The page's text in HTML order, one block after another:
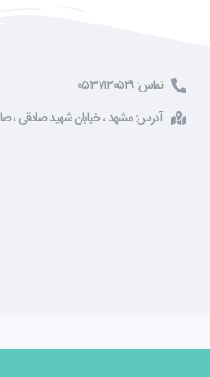
تماس: ۰۵۱۳۷۱۳۰۵۲۹
آدرس: مشهد ، خیابان شهید صادقی ، صادقی ۱۷ ، پلاک